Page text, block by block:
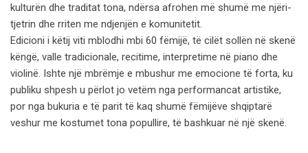
kulturën dhe traditat tona, ndërsa afrohen më shumë me njëri-
tjetrin dhe rriten me ndjenjën e komunitetit.
Edicioni i këtij viti mblodhi mbi 60 fëmijë, të cilët sollën në skenë
këngë, valle tradicionale, recitime, interpretime në piano dhe
violinë. Ishte një mbrëmje e mbushur me emocione të forta, ku
publiku shpesh u përlot jo vetëm nga performancat artistike,
por nga bukuria e të parit të kaq shumë fëmijëve shqiptarë
veshur me kostumet tona popullire, të bashkuar në një skenë.